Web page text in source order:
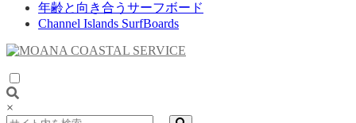
年齢と向き合うサーフボード
Channel Islands SurfBoards
×